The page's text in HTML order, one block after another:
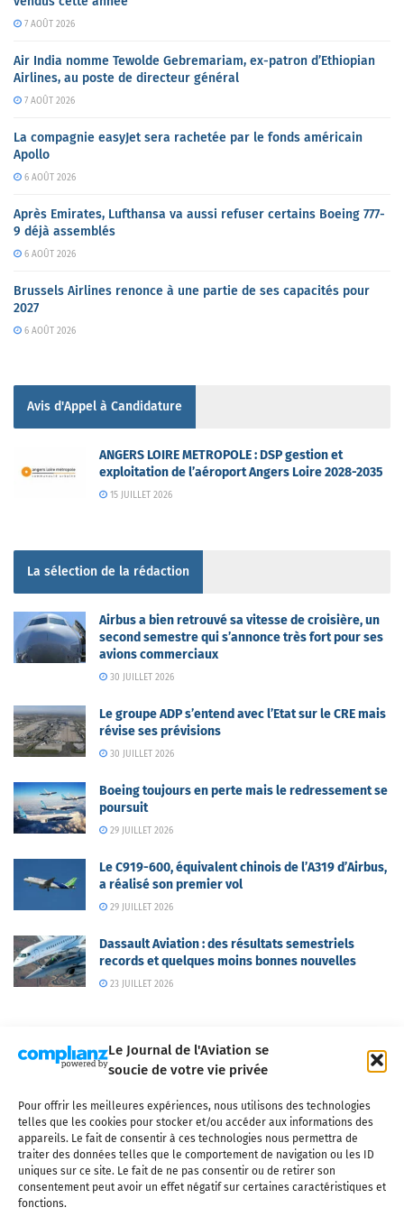
Le Journal de l'Aviation se
soucie de votre vie privée
Pour offrir les meilleures expériences, nous utilisons des technologies
telles que les cookies pour stocker et/ou accéder aux informations des
appareils. Le fait de consentir à ces technologies nous permettra de
traiter des données telles que le comportement de navigation ou les ID
uniques sur ce site. Le fait de ne pas consentir ou de retirer son
consentement peut avoir un effet négatif sur certaines caractéristiques et
fonctions.
7 AOÛT 2026
Air India nomme Tewolde Gebremariam, ex-patron d’Ethiopian
Airlines, au poste de directeur général
7 AOÛT 2026
La compagnie easyJet sera rachetée par le fonds américain
Apollo
6 AOÛT 2026
Après Emirates, Lufthansa va aussi refuser certains Boeing 777-
9 déjà assemblés
6 AOÛT 2026
Brussels Airlines renonce à une partie de ses capacités pour
2027
6 AOÛT 2026
Avis d'Appel à Candidature
ANGERS LOIRE METROPOLE : DSP gestion et
exploitation de l’aéroport Angers Loire 2028-2035
15 JUILLET 2026
La sélection de la rédaction
Airbus a bien retrouvé sa vitesse de croisière, un
second semestre qui s’annonce très fort pour ses
avions commerciaux
30 JUILLET 2026
Le groupe ADP s’entend avec l’Etat sur le CRE mais
révise ses prévisions
30 JUILLET 2026
Boeing toujours en perte mais le redressement se
poursuit
29 JUILLET 2026
Le C919-600, équivalent chinois de l’A319 d’Airbus,
a réalisé son premier vol
29 JUILLET 2026
Dassault Aviation : des résultats semestriels
records et quelques moins bonnes nouvelles
23 JUILLET 2026
Qui sommes-nous ? Nous contacter
Partenaires
Mentions légales
CGV Politique de confidentialité Cookies